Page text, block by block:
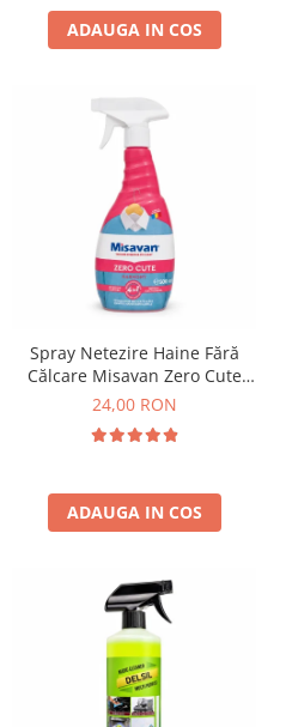
ADAUGA IN COS
Spray Netezire Haine Fără
Călcare Misavan Zero Cute
Harmony Parfum Discret 500
24,00 RON
ADAUGA IN COS